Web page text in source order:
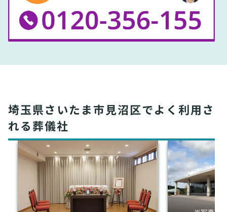
埼玉県さいたま市見沼区でよく利用さ
れる葬儀社